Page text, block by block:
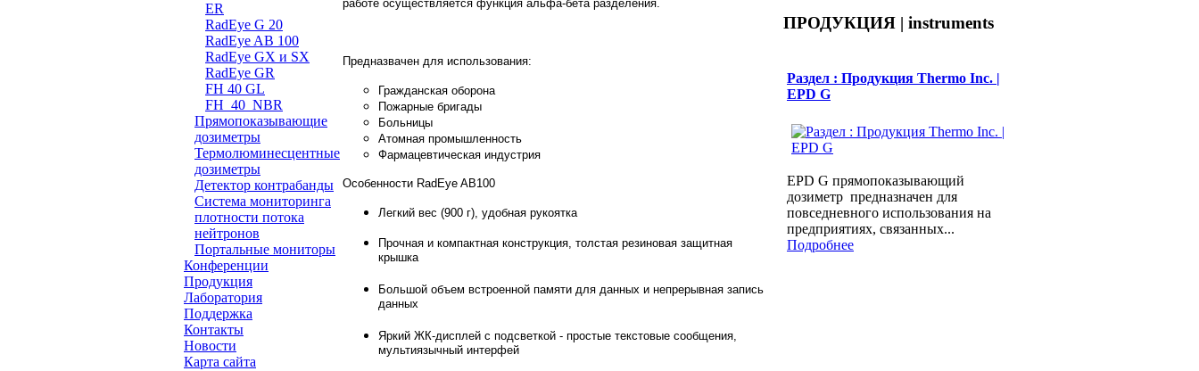
ER
RadEye G 20
RadEye AB 100
RadEye GX и SX
RadEye GR
FH 40 GL
FH_40_NBR
Прямопоказывающие
дозиметры
Термолюминесцентные
дозиметры
Детектор контрабанды
Система мониторинга
плотности потока
нейтронов
Портальные мониторы
Конференции
Продукция
Лаборатория
Поддержка
Контакты
Новости
Карта сайта
работе осуществляется функция альфа-бета разделения.
Предназвачен для использования:
Гражданская оборона
Пожарные бригады
Больницы
Атомная промышленность
Фармацевтическая индустрия
Особенности RadEye AB100
Легкий вес (900 г), удобная рукоятка
Прочная и компактная конструкция, толстая резиновая защитная
крышка
Большой объем встроенной памяти для данных и непрерывная запись
данных
Яркий ЖК-дисплей с подсветкой - простые текстовые сообщения,
мультиязычный интерфей
ПРОДУКЦИЯ | instruments
Раздел : Продукция Thermo Inc. |
EPD G
EPD G прямопоказывающий
дозиметр предназначен для
повседневного использования на
предприятиях, связанных...
Подробнее